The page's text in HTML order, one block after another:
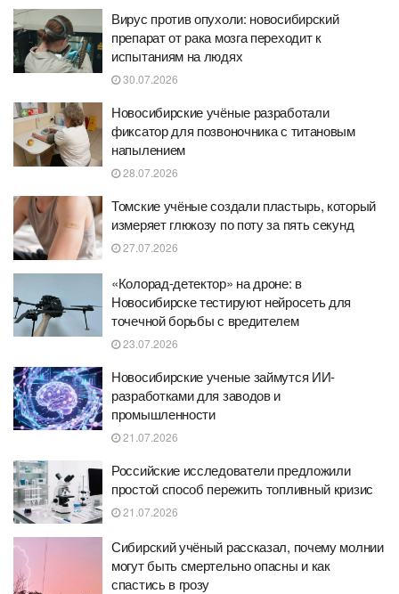
Вирус против опухоли: новосибирский
препарат от рака мозга переходит к
испытаниям на людях
30.07.2026
Новосибирские учёные разработали
фиксатор для позвоночника с титановым
напылением
28.07.2026
Томские учёные создали пластырь, который
измеряет глюкозу по поту за пять секунд
27.07.2026
«Колорад-детектор» на дроне: в
Новосибирске тестируют нейросеть для
точечной борьбы с вредителем
23.07.2026
Новосибирские ученые займутся ИИ-
разработками для заводов и
промышленности
21.07.2026
Российские исследователи предложили
простой способ пережить топливный кризис
21.07.2026
Сибирский учёный рассказал, почему молнии
могут быть смертельно опасны и как
спастись в грозу